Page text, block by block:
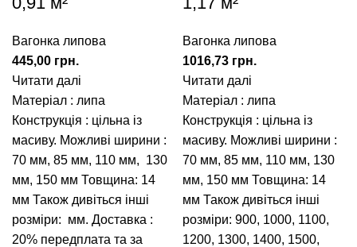
Вагонка липова
445,00 грн.
Читати далі
Матеріал : липа
Конструкція : цільна із
масиву. Можливі ширини :
70 мм, 85 мм, 110 мм, 130
мм, 150 мм Товщина: 14
мм Також дивіться інші
розміри: мм. Доставка :
20% передплата та за
Вагонка липова
1016,73 грн.
Читати далі
Матеріал : липа
Конструкція : цільна із
масиву. Можливі ширини :
70 мм, 85 мм, 110 мм, 130
мм, 150 мм Товщина: 14
мм Також дивіться інші
розміри: 900, 1000, 1100,
1200, 1300, 1400, 1500,